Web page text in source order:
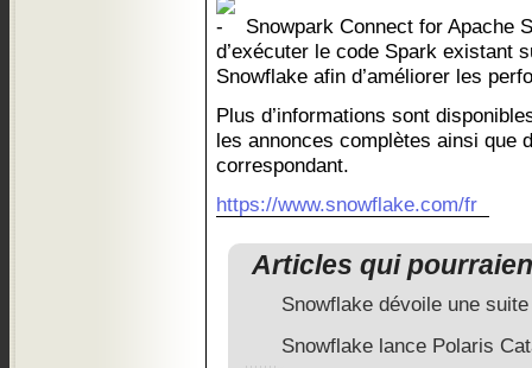
Snowpark Connect for Apache
d’exécuter le code Spark existant
Snowflake afin d’améliorer les
Plus d’informations sont
les annonces complètes ainsi que
correspondant.
https://www.snowflake.com/fr
Articles qui
Snowflake dévoile une suite
Snowflake lance Polaris